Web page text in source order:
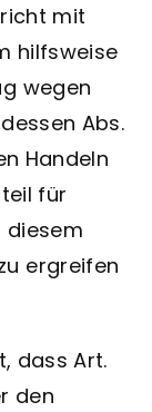
mit
hilfsweise
wegen
Abs.
Handeln
für
diesem
ergreifen
dass Art.
den